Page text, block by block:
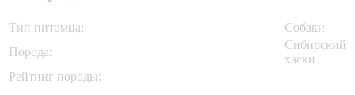
Тип питомца:
Собаки
Порода:
Сибирский
хаски
Рейтинг породы: